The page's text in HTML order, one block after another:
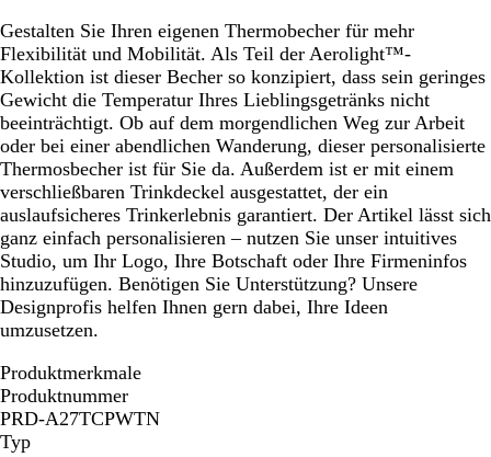
Gestalten Sie Ihren eigenen Thermobecher für mehr
Flexibilität und Mobilität. Als Teil der Aerolight™-
Kollektion ist dieser Becher so konzipiert, dass sein geringes
Gewicht die Temperatur Ihres Lieblingsgetränks nicht
beeinträchtigt. Ob auf dem morgendlichen Weg zur Arbeit
oder bei einer abendlichen Wanderung, dieser personalisierte
Thermosbecher ist für Sie da. Außerdem ist er mit einem
verschließbaren Trinkdeckel ausgestattet, der ein
auslaufsicheres Trinkerlebnis garantiert. Der Artikel lässt sich
ganz einfach personalisieren – nutzen Sie unser intuitives
Studio, um Ihr Logo, Ihre Botschaft oder Ihre Firmeninfos
hinzuzufügen. Benötigen Sie Unterstützung? Unsere
Designprofis helfen Ihnen gern dabei, Ihre Ideen
umzusetzen.
Produktmerkmale
Produktnummer
PRD-A27TCPWTN
Typ